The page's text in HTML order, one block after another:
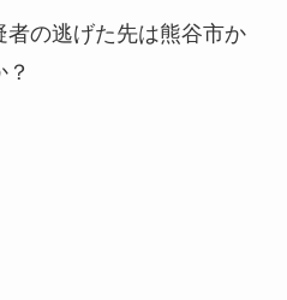
の逃げた先は熊谷市か